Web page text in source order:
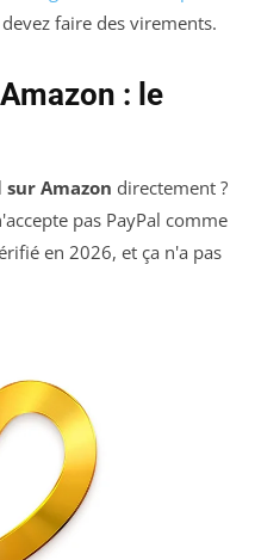
faire des virements.
: le
Amazon directement ?
pas PayPal comme
en 2026, et ça n'a pas